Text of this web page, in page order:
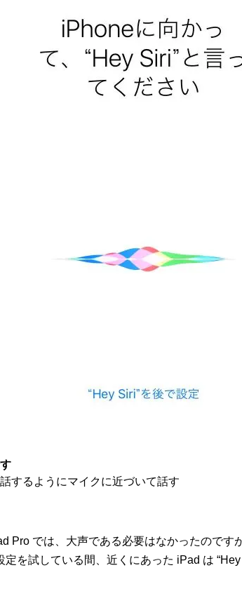
するようにマイクに近づいて話す
Pro では、大声である必要はなかったのです
定を試している間、近くにあった iPad は